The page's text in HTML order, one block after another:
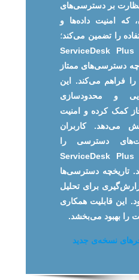
بر دسترسی‌های
امنیت داده‌ها و
را تضمین می‌کند؛
ادغام PAM360 با ServiceDesk Plus
دسترسی‌های ممتاز
و درخواست‌های IT را فراهم می‌کند. این
و محدودسازی
کمک کرده و امنیت
می‌دهد. کاربران
دسترسی را
مستقیماً از طریق ServiceDesk Plus
تاریخچه دسترسی‌ها
برای تحلیل
این قابلیت همکاری
نسخه‌ی جدید